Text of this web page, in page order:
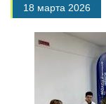
18 марта 2026